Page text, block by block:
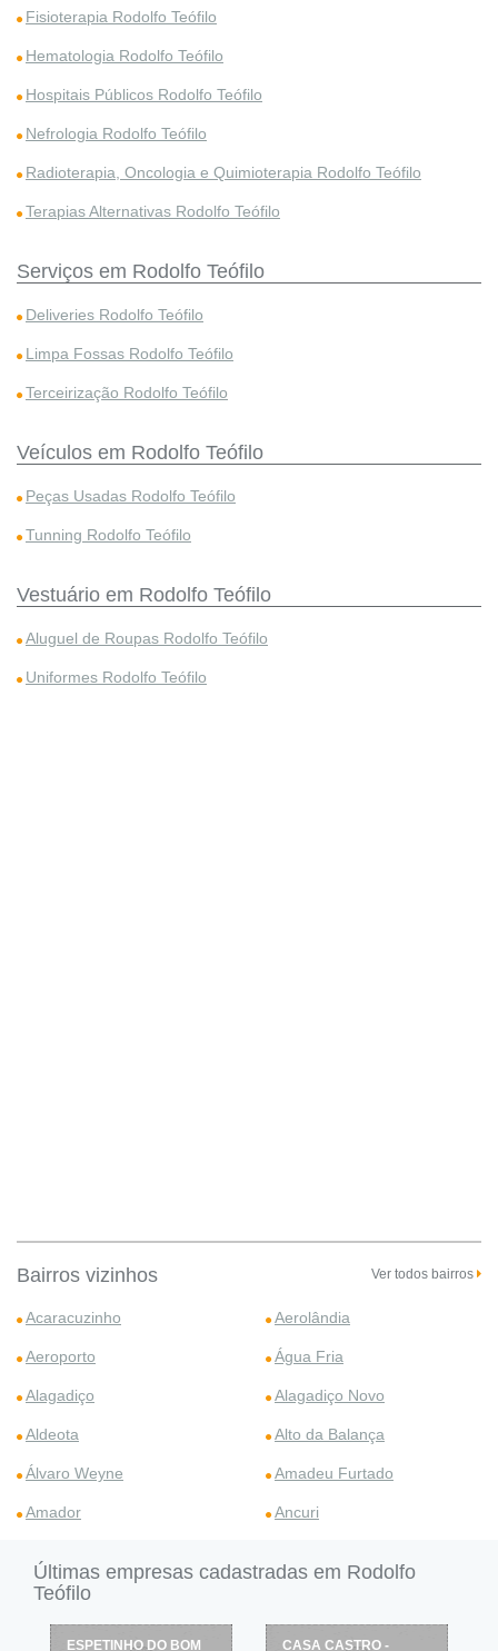
Fisioterapia Rodolfo Teófilo
Hematologia Rodolfo Teófilo
Hospitais Públicos Rodolfo Teófilo
Nefrologia Rodolfo Teófilo
Radioterapia, Oncologia e Quimioterapia Rodolfo Teófilo
Terapias Alternativas Rodolfo Teófilo
Serviços em Rodolfo Teófilo
Deliveries Rodolfo Teófilo
Limpa Fossas Rodolfo Teófilo
Terceirização Rodolfo Teófilo
Veículos em Rodolfo Teófilo
Peças Usadas Rodolfo Teófilo
Tunning Rodolfo Teófilo
Vestuário em Rodolfo Teófilo
Aluguel de Roupas Rodolfo Teófilo
Uniformes Rodolfo Teófilo
Bairros vizinhos Ver todos bairros
Acaracuzinho Aerolândia
Aeroporto Água Fria
Alagadiço Alagadiço Novo
Aldeota Alto da Balança
Álvaro Weyne Amadeu Furtado
Amador Ancuri
Últimas empresas cadastradas em Rodolfo
Teófilo
BOM
CASA CASTRO -
RESTAURANTE